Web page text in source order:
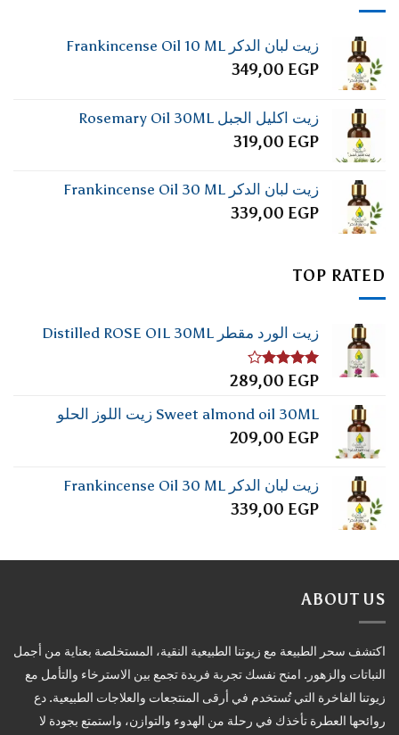
زيت لبان الدكر Frankincense Oil 10 ML
349,00 EGP
زيت اكليل الجبل Rosemary Oil 30ML
319,00 EGP
زيت لبان الدكر Frankincense Oil 30 ML
339,00 EGP
TOP RATED
زيت الورد مقطر Distilled ROSE OIL 30ML
تم
4.00من
5
289,00 EGP
Sweet almond oil 30ML زيت اللوز الحلو
209,00 EGP
زيت لبان الدكر Frankincense Oil 30 ML
339,00 EGP
ABOUT US
اكتشف سحر الطبيعة مع زيوتنا الطبيعية النقية، المستخلصة بعناية من أجمل
النباتات والزهور. امنح نفسك تجربة فريدة تجمع بين الاسترخاء والتأمل مع
زيوتنا الفاخرة التي تُستخدم في أرقى المنتجعات والعلاجات الطبيعية. دع
روائحها العطرة تأخذك في رحلة من الهدوء والتوازن، واستمتع بجودة لا